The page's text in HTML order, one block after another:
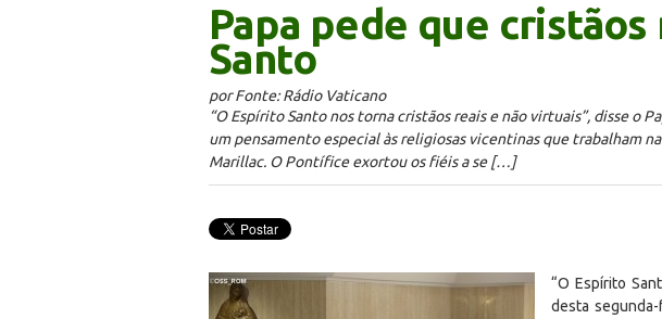
Papa pede que
Santo
por Fonte: Rádio Vaticano
“O Espírito Santo nos torna cristãos reais e não virtuais”, disse o
um pensamento especial às religiosas vicentinas que trabalham
Marillac. O Pontífice exortou os fiéis a se […]
“O Espírito
desta